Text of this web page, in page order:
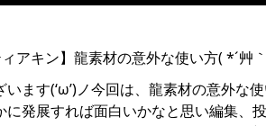
ます(‘ω’)ノ今回は、龍素材の意外
発展すれば面白いかなと思い編集、